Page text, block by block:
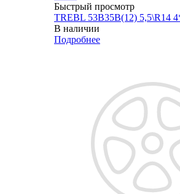
Быстрый просмотр
TREBL 53B35B(12) 5,5\R14
В наличии
Подробнее